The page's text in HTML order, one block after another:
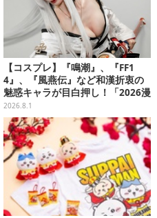
【コスプレ】『鳴潮』、『FF1
4』、『風燕伝』など和漢折衷の
魅惑キャラが目白押し！「2026漫
画博覧会」美麗レイヤー13選【写
真39枚】
2026.8.1